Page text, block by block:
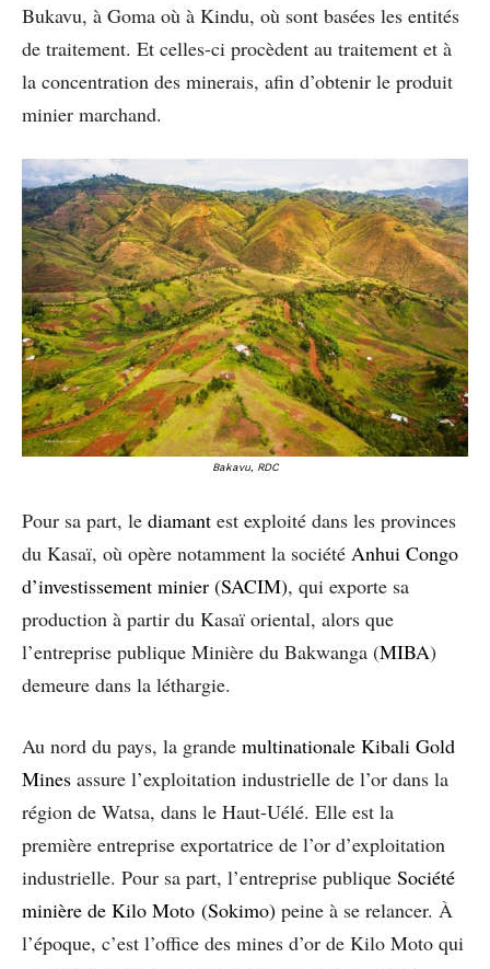
Bukavu, à Goma où à Kindu, où sont basées les entités
de traitement. Et celles-ci procèdent au traitement et à
la concentration des minerais, afin d’obtenir le produit
minier marchand.
Bakavu, RDC
Pour sa part, le diamant est exploité dans les provinces
du Kasaï, où opère notamment la société Anhui Congo
d’investissement minier (SACIM), qui exporte sa
production à partir du Kasaï oriental, alors que
l’entreprise publique Minière du Bakwanga (MIBA)
demeure dans la léthargie.
Au nord du pays, la grande multinationale Kibali Gold
Mines assure l’exploitation industrielle de l’or dans la
région de Watsa, dans le Haut-Uélé. Elle est la
première entreprise exportatrice de l’or d’exploitation
industrielle. Pour sa part, l’entreprise publique Société
minière de Kilo Moto (Sokimo) peine à se relancer. À
l’époque, c’est l’office des mines d’or de Kilo Moto qui